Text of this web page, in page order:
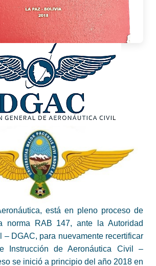
está en pleno proceso de
norma RAB 147, ante la Autoridad
– DGAC, para nuevamente recertificar
Instrucción de Aeronáutica Civil –
se inició a principio del año 2018 en